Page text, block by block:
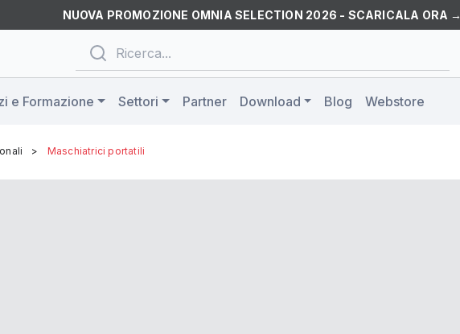
NUOVA PROMOZIONE OMNIA SELECTION 2026 - SCARICALA ORA →
e Formazione Settori Partner Download Blog Webstore
> Maschiatrici portatili